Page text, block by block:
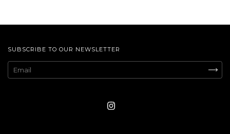
SUBSCRIBE TO OUR NEWSLETTER